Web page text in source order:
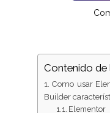
Contenido de
Como usar
Builder